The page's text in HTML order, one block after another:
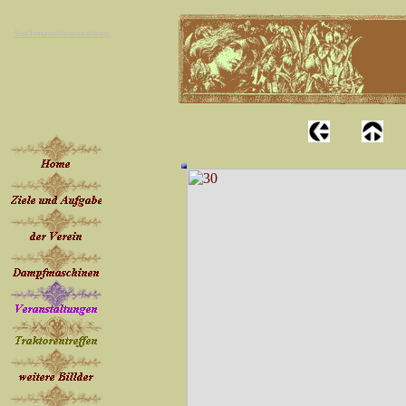
Suchmaschineneintrag